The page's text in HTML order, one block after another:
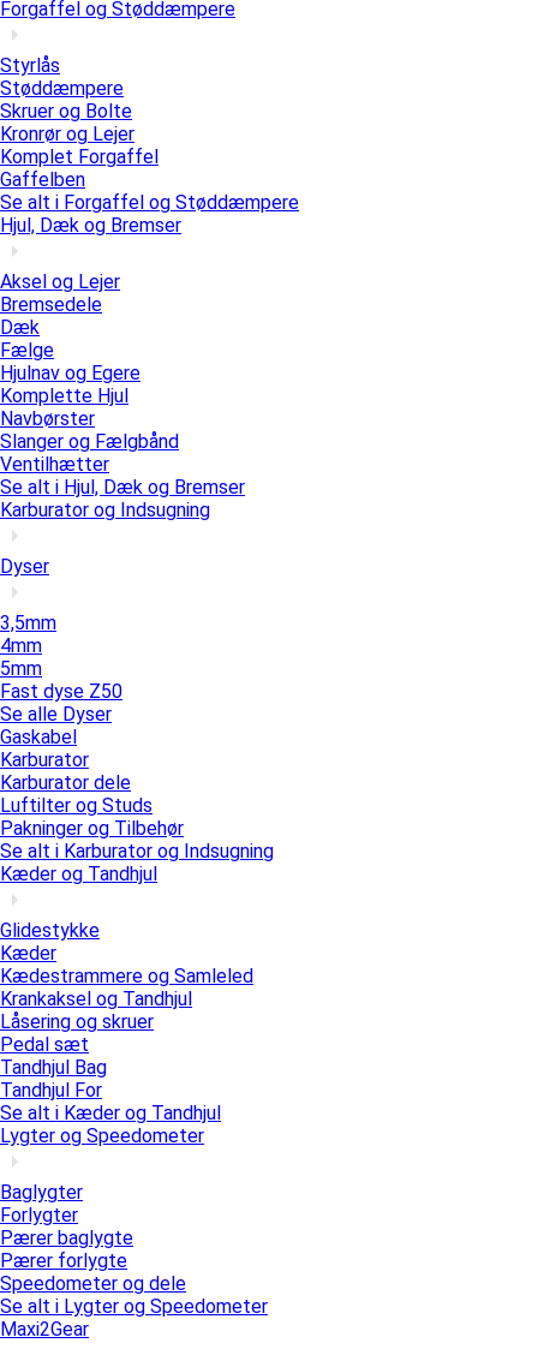
Forgaffel og Støddæmpere
Styrlås
Støddæmpere
Skruer og Bolte
Kronrør og Lejer
Komplet Forgaffel
Gaffelben
Se alt i Forgaffel og Støddæmpere
Hjul, Dæk og Bremser
Aksel og Lejer
Bremsedele
Dæk
Fælge
Hjulnav og Egere
Komplette Hjul
Navbørster
Slanger og Fælgbånd
Ventilhætter
Se alt i Hjul, Dæk og Bremser
Karburator og Indsugning
Dyser
3,5mm
4mm
5mm
Fast dyse Z50
Se alle Dyser
Gaskabel
Karburator
Karburator dele
Luftilter og Studs
Pakninger og Tilbehør
Se alt i Karburator og Indsugning
Kæder og Tandhjul
Glidestykke
Kæder
Kædestrammere og Samleled
Krankaksel og Tandhjul
Låsering og skruer
Pedal sæt
Tandhjul Bag
Tandhjul For
Se alt i Kæder og Tandhjul
Lygter og Speedometer
Baglygter
Forlygter
Pærer baglygte
Pærer forlygte
Speedometer og dele
Se alt i Lygter og Speedometer
Maxi2Gear